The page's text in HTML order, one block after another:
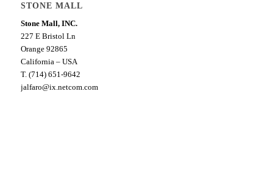
STONE MALL
Stone Mall, INC.
227 E Bristol Ln
Orange 92865
California – USA
T. (714) 651-9642
jalfaro@ix.netcom.com